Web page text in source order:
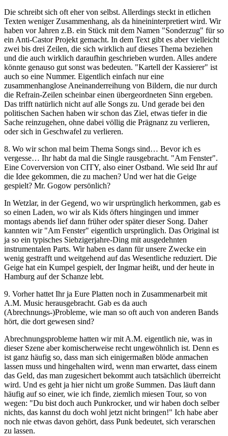
Die schreibt sich oft eher von selbst. Allerdings steckt in etlichen
Texten weniger Zusammenhang, als da hineininterpretiert wird. Wir
haben vor Jahren z.B. ein Stück mit dem Namen "Sonderzug" für so
ein Anti-Castor Projekt gemacht. In dem Text gibt es aber vielleicht
zwei bis drei Zeilen, die sich wirklich auf dieses Thema beziehen
und die auch wirklich daraufhin geschrieben wurden. Alles andere
könnte genauso gut sonst was bedeuten. "Kartell der Kassierer" ist
auch so eine Nummer. Eigentlich einfach nur eine
zusammenhanglose Aneinanderreihung von Bildern, die nur durch
die Refrain-Zeilen scheinbar einen übergeordneten Sinn ergeben.
Das trifft natürlich nicht auf alle Songs zu. Und gerade bei den
politischen Sachen haben wir schon das Ziel, etwas tiefer in die
Sache reinzugehen, ohne dabei völlig die Prägnanz zu verlieren,
oder sich in Geschwafel zu verlieren.
8. Wo wir schon mal beim Thema Songs sind… Bevor ich es
vergesse… Ihr habt da mal die Single rausgebracht. "Am Fenster".
Eine Coverversion von CITY, also einer Ostband. Wie seid Ihr auf
die Idee gekommen, die zu machen? Und wer hat die Geige
gespielt? Mr. Gogow persönlich?
In Wetzlar, in der Gegend, wo wir ursprünglich herkommen, gab es
so einen Laden, wo wir als Kids öfters hingingen und immer
montags abends lief dann früher oder später dieser Song. Daher
kannten wir "Am Fenster" eigentlich ursprünglich. Das Original ist
ja so ein typisches Siebzigerjahre-Ding mit ausgedehnten
instrumentalen Parts. Wir haben es dann für unsere Zwecke ein
wenig gestrafft und weitgehend auf das Wesentliche reduziert. Die
Geige hat ein Kumpel gespielt, der Ingmar heißt, und der heute in
Hamburg auf der Schanze lebt.
9. Vorher hattet Ihr ja Eure Platten noch in Zusammenarbeit mit
A.M. Music herausgebracht. Gab es da auch
(Abrechnungs-)Probleme, wie man so oft auch von anderen Bands
hört, die dort gewesen sind?
Abrechnungsprobleme hatten wir mit A.M. eigentlich nie, was in
dieser Szene aber komischerweise recht ungewöhnlich ist. Denn es
ist ganz häufig so, dass man sich einigermaßen blöde anmachen
lassen muss und hingehalten wird, wenn man erwartet, dass einem
das Geld, das man zugesichert bekommt auch tatsächlich überreicht
wird. Und es geht ja hier nicht um große Summen. Das läuft dann
häufig auf so einer, wie ich finde, ziemlich miesen Tour, so von
wegen: "Du bist doch auch Punkrocker, und wir haben doch selber
nichts, das kannst du doch wohl jetzt nicht bringen!" Ich habe aber
noch nie etwas davon gehört, dass Punk bedeutet, sich verarschen
zu lassen.